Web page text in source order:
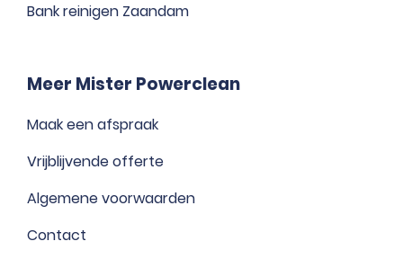
Bank reinigen Zaandam
Meer Mister Powerclean
Maak een afspraak
Vrijblijvende offerte
Algemene voorwaarden
Contact